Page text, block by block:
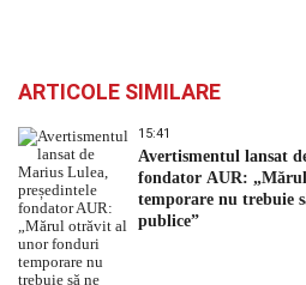
ARTICOLE SIMILARE
15:41
Avertismentul lansat
fondator AUR:
temporare nu trebuie
publice”